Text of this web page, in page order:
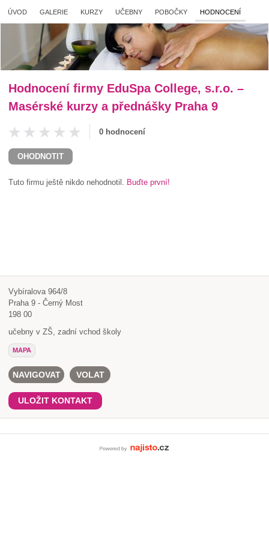
ÚVOD GALERIE KURZY UČEBNY POBOČKY HODNOCENÍ
Hodnocení firmy EduSpa College, s.r.o. –
Masérské kurzy a přednášky Praha 9
0 hodnocení
OHODNOTIT
Tuto firmu ještě nikdo nehodnotil. Buďte první!
Vybíralova 964/8
Praha 9 - Černý Most
198 00
učebny v ZŠ, zadní vchod školy
MAPA
NAVIGOVAT VOLAT
ULOŽIT KONTAKT